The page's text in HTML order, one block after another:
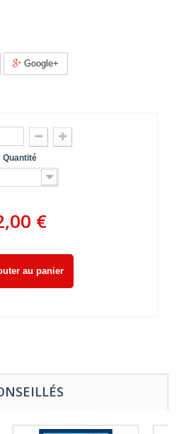
Google+
Quantité
€
au panier